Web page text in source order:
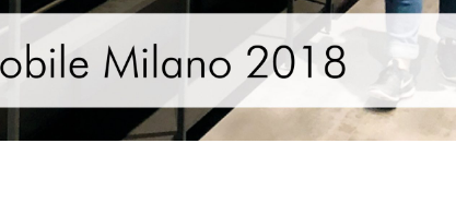
Podloge za EGGER podove
Inspiracija bez
Pogledajte kako
najzahtjevnije